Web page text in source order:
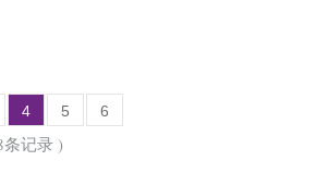
4 5 6
记录 )